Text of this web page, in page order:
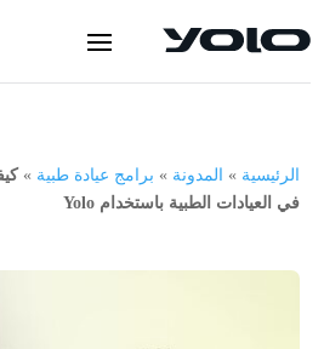
الرئيسية » المدونة » برامج عيادة طبية »
في العيادات الطبية باستخدام Yolo